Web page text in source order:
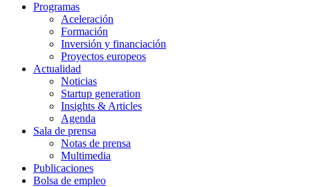
Programas
Aceleración
Formación
Inversión y financiación
Proyectos europeos
Actualidad
Noticias
Startup generation
Insights & Articles
Agenda
Sala de prensa
Notas de prensa
Multimedia
Publicaciones
Bolsa de empleo